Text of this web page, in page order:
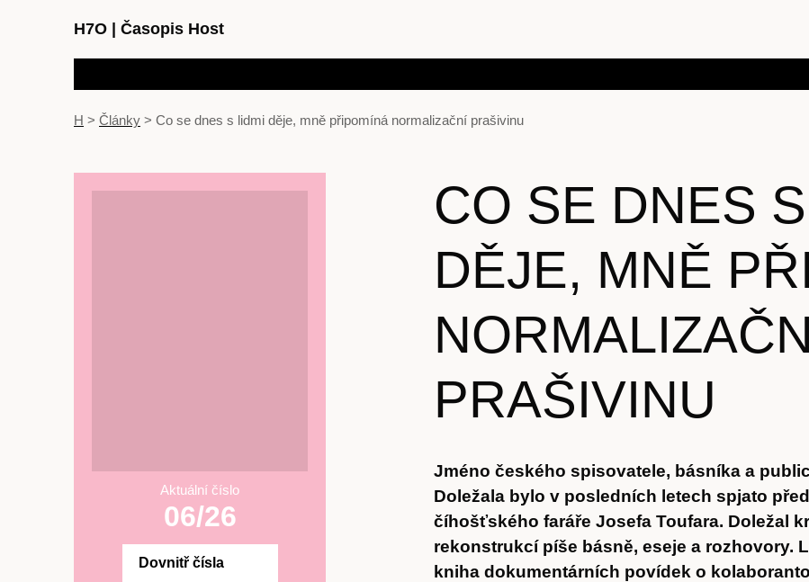
H7O Časopis Host
H > Články > Co se dnes s lidmi děje, mně připomíná normalizační prašivinu
Aktuální číslo
06/26
Dovnitř čísla
CO SE DNES
DĚJE, MNĚ
PRAŠIVINU
Jméno českého spisovatele, básníka a
Doležala bylo v posledních letech spjato
číhošťského faráře Josefa Toufara. Doležal
rekonstrukcí píše básně, eseje a rozhovory.
kniha dokumentárních povídek o